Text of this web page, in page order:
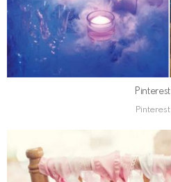
Pinterest
Pinterest